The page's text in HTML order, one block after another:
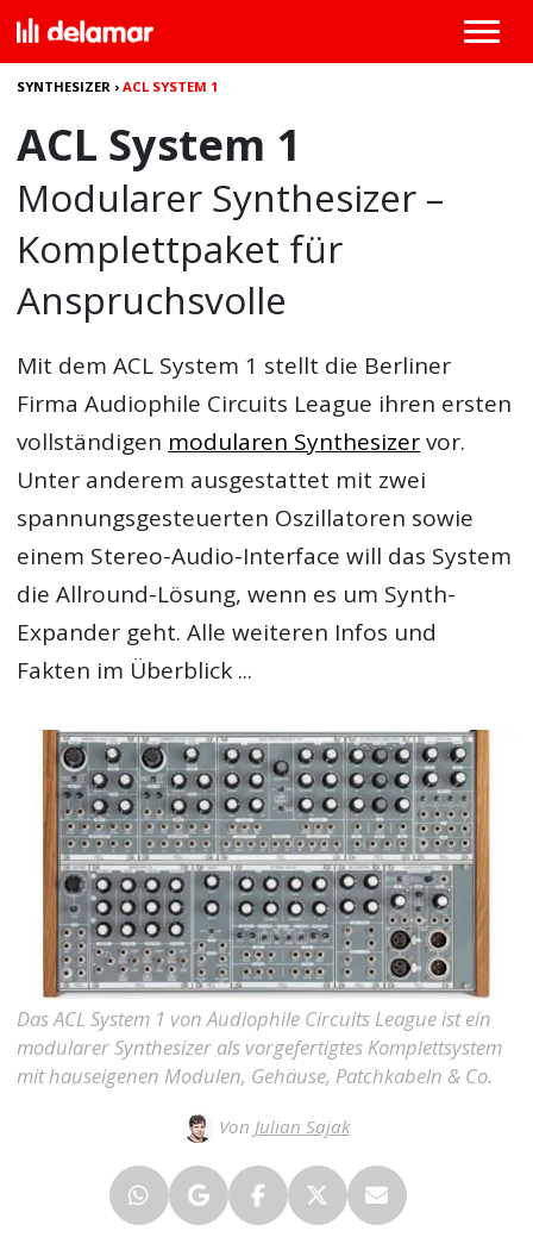
SYNTHESIZER ›ACL SYSTEM 1
ACL System 1
Modularer Synthesizer –
Komplettpaket für
Anspruchsvolle
Mit demACL System 1 stellt die Berliner
Firma Audiophile Circuits League ihren ersten
vollständigen modularen Synthesizervor.
Unter anderem ausgestattet mit zwei
spannungsgesteuerten Oszillatoren sowie
einem Stereo-Audio-Interface will das System
die Allround-Lösung, wenn es um Synth-
Expander geht. Alle weiteren Infos und
Fakten im Überblick ...
Das ACL System 1 von Audiophile Circuits League ist ein
modularer Synthesizer als vorgefertigtes Komplettsystem
mit hauseigenen Modulen, Gehäuse, Patchkabeln & Co.
Von Julian Sajak